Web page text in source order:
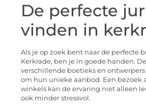
De perfecte
vinden in
Als je op zoek bent naar de perfecte
Kerkrade, ben je in goede handen.
verschillende boetieks en
om hun unieke aanbod. Een bezoek
winkels kan de ervaring niet alleen
ook minder stressvol.